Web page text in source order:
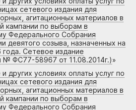
сетевого издания для
агитационных материалов в
кампании по выборам в
Федерального Собрания
девятого созыва, назначенных на
года. Сетевое издание
№ ФС77-58967 от 11.08.2014г.)»
других условиях оплаты услуг по
сетевого издания для
агитационных материалов в
кампании по выборам в
Федерального Собрания